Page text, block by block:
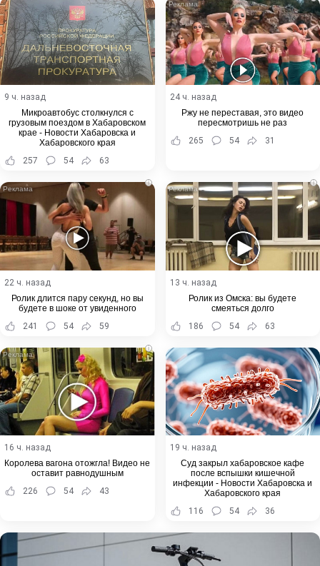
9 ч. назад
Микроавтобус столкнулся с
грузовым поездом в Хабаровском
крае - Новости Хабаровска и
Хабаровского края
257
54 63
24 ч. назад
Ржу не переставая, это видео
пересмотришь не раз
265
54 31
i
22 ч. назад
Ролик длится пару секунд, но вы
будете в шоке от увиденного
241
54 59
i
13 ч. назад
Ролик из Омска: вы будете
смеяться долго
186
54 63
i
16 ч. назад
Королева вагона отожгла! Видео не
оставит равнодушным
226
54 43
19 ч. назад
Суд закрыл хабаровское кафе
после вспышки кишечной
инфекции - Новости Хабаровска и
Хабаровского края
116
54 36